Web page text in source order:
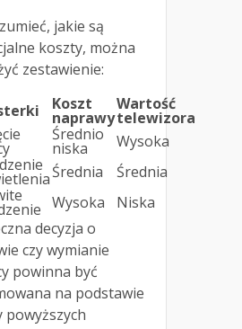
jakie są
koszty, można
zestawienie:
Koszt
naprawy
Wartość
telewizora
Średnio
niska
Wysoka
Średnia
Średnia
Wysoka
Niska
decyzja o
czy wymianie
powinna być
na podstawie
powyższych